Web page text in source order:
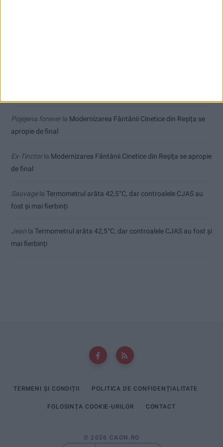
Pojejena foreverla Modernizarea Fântânii Cinetice din Reșița se
apropie de final
Ex-Tinctorla Modernizarea Fântânii Cinetice din Reșița se apropie
de final
Sauvagela Termometrul arăta 42,5°C, dar controalele CJAS au
fost și mai fierbinți
Jean la Termometrul arăta 42,5°C, dar controalele CJAS au fost și
mai fierbinți
TERMENI ȘI CONDIȚII POLITICA DE CONFIDENȚIALITATE
FOLOSINȚA COOKIE-URILOR CONTACT
© 2026 CAON.RO